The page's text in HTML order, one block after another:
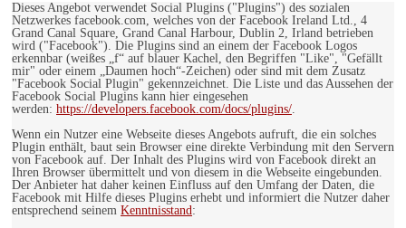
Dieses Angebot verwendet Social Plugins ("Plugins") des sozialen
Netzwerkes facebook.com, welches von der Facebook Ireland Ltd., 4
Grand Canal Square, Grand Canal Harbour, Dublin 2, Irland betrieben
wird ("Facebook"). Die Plugins sind an einem der Facebook Logos
erkennbar (weißes „f“ auf blauer Kachel, den Begriffen "Like", "Gefällt
mir" oder einem „Daumen hoch“-Zeichen) oder sind mit dem Zusatz
"Facebook Social Plugin" gekennzeichnet. Die Liste und das Aussehen der
Facebook Social Plugins kann hier eingesehen
werden: https://developers.facebook.com/docs/plugins/.
Wenn ein Nutzer eine Webseite dieses Angebots aufruft, die ein solches
Plugin enthält, baut sein Browser eine direkte Verbindung mit den Servern
von Facebook auf. Der Inhalt des Plugins wird von Facebook direkt an
Ihren Browser übermittelt und von diesem in die Webseite eingebunden.
Der Anbieter hat daher keinen Einfluss auf den Umfang der Daten, die
Facebook mit Hilfe dieses Plugins erhebt und informiert die Nutzer daher
entsprechend seinem Kenntnisstand: